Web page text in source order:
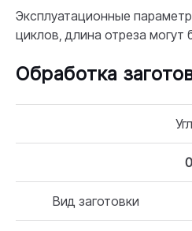
Эксплуатационные
циклов, длина отреза
Обработка
Вид заготовки